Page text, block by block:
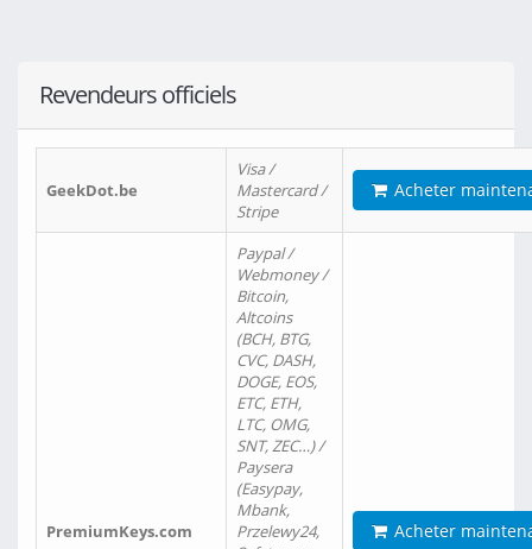
Revendeurs officiels
GeekDot.be
Visa /
Mastercard /
Stripe
Acheter
PremiumKeys.com
Paypal /
Webmoney /
Bitcoin,
Altcoins
(BCH, BTG,
CVC, DASH,
DOGE, EOS,
ETC, ETH,
LTC, OMG,
SNT, ZEC…) /
Paysera
(Easypay,
Mbank,
Przelewy24,
Acheter